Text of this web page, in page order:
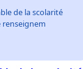
de la scolarité